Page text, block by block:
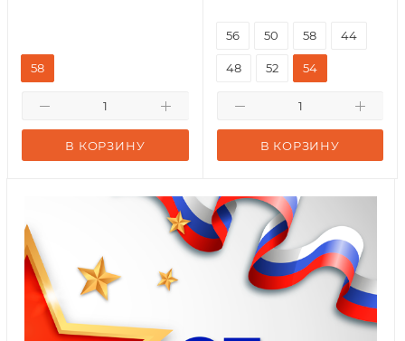
В КОРЗИНУ
58
В КОРЗИНУ
56 50 58 44
48 52 54